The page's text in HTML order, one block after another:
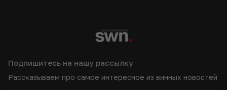
Подпишитесь на нашу рассылку
Рассказываем про самое интересное из винных новостей